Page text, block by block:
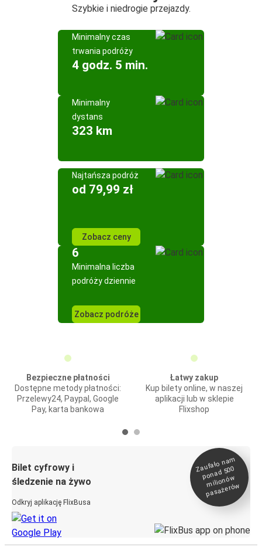
Szybkie i niedrogie przejazdy.
Minimalny czas
trwania podróży
4 godz. 5 min.
Minimalny
dystans
323 km
Najtańsza podróż
od 79,99 zł
Zobacz ceny
6
Minimalna liczba
podróży dziennie
Zobacz podróże
Bezpieczne płatności
Dostępne metody płatności:
Przelewy24, Paypal, Google
Pay, karta bankowa
Łatwy zakup
Kup bilety online, w naszej
aplikacji lub w sklepie
Flixshop
Bilet cyfrowy i
śledzenie na żywo
Odkryj aplikację FlixBusa
Zaufało na
m
ponad 500
milionó
w
pasażeró
w